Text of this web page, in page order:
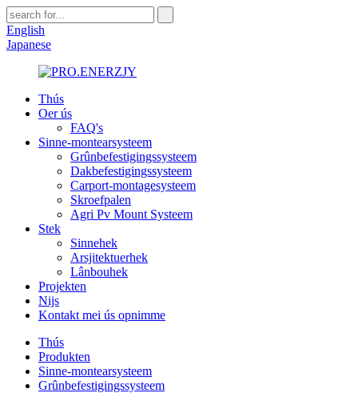
English
Japanese
Thús
Oer ús
FAQ's
Sinne-montearsysteem
Grûnbefestigingssysteem
Dakbefestigingssysteem
Carport-montagesysteem
Skroefpalen
Agri Pv Mount Systeem
Stek
Sinnehek
Arsjitektuerhek
Lânbouhek
Projekten
Nijs
Kontakt mei ús opnimme
Thús
Produkten
Sinne-montearsysteem
Grûnbefestigingssysteem